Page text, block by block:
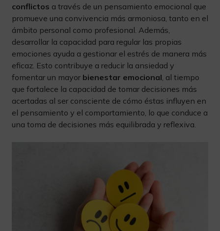
conflictos a través de un pensamiento emocional que
promueve una convivencia más armoniosa, tanto en el
ámbito personal como profesional. Además,
desarrollar la capacidad para regular las propias
emociones ayuda a gestionar el estrés de manera más
eficaz. Esto contribuye a reducir la ansiedad y
fomentar un mayor bienestar emocional, al tiempo
que fortalece la capacidad de tomar decisiones más
acertadas al ser consciente de cómo éstas influyen en
el pensamiento y el comportamiento, lo que conduce a
una toma de decisiones más equilibrada y reflexiva.